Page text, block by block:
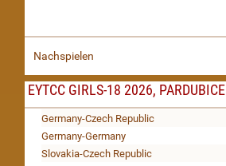
Nachspielen
EYTCC GIRLS-18 2026, PARDUBICE
Germany-Czech Republic
Germany-Germany
Slovakia-Czech Republic